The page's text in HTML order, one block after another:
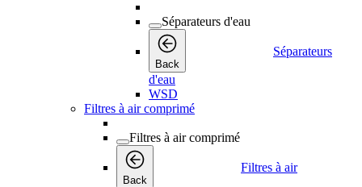
Séparateurs d'eau
Back
Séparateurs
d'eau
WSD
Filtres à air comprimé
Filtres à air comprimé
Back
Filtres à air